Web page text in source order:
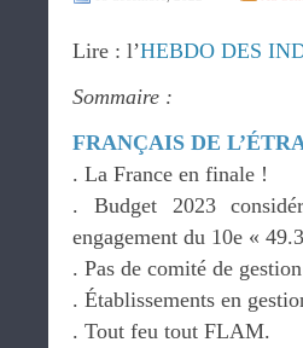
Lire : l’HEBDO DES
Sommaire :
FRANÇAIS DE
. La France en finale !
. Budget 2023
engagement du 10e «
. Pas de comité de
. Établissements en
. Tout feu tout FLAM.